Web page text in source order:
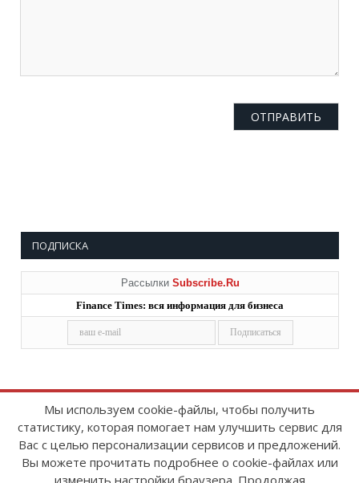
ПОДПИСКА
Рассылки Subscribe.Ru
Finance Times: вся информация для бизнеса
Copyright © 2008-2026FinanceTimes
Зарегистрировано в Роскомнадзоре
Свидетельство о регистрации СМИ:
Мы используем cookie-файлы, чтобы получить
статистику, которая помогает нам улучшить сервис для
Вас с целью персонализации сервисов и предложений.
Вы можете прочитать подробнее о cookie-файлах или
изменить настройки браузера. Продолжая